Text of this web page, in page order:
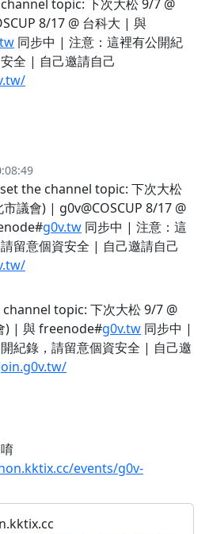
topic: 下次大松 9/7 @
8/17 @ 台科大 | 與
同步中 | 注意：這裡有公開紀
全 | 自己邀請自己
set the channel topic: 下次大松
市議會) | g0v@COSCUP 8/17 @
g0v.tw 同步中 | 注意：這
留意個資安全 | 自己邀請自己
topic: 下次大松 9/7 @
) | 與 freenode#g0v.tw 同步中 |
紀錄，請留意個資安全 | 自己邀
events/g0v-